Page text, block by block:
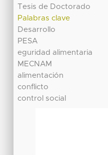
Tesis de Doctorado
Palabras clave
Desarrollo
PESA
eguridad alimentaria
MECNAM
alimentación
conflicto
control social